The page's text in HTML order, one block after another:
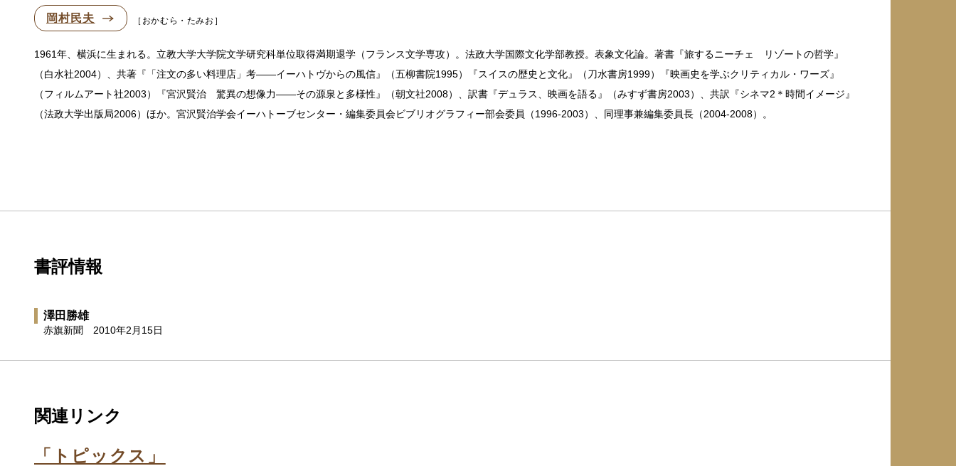
岡村民夫 おかむら・たみお
1961年、横浜に生まれる。立教大学大学院文学研究科単位取得満期退学（フランス文学専攻）。法政大学国際文化学部教授。表象文化論。著書『旅するニーチェ リゾートの哲学』
（白水社2004）、共著『「注文の多い料理店」考——イーハトヴからの風信』（五柳書院1995）『スイスの歴史と文化』（刀水書房1999）『映画史を学ぶクリティカル・ワーズ』
（フィルムアート社2003）『宮沢賢治 驚異の想像力——その源泉と多様性』（朝文社2008）、訳書『デュラス、映画を語る』（みすず書房2003）、共訳『シネマ2＊時間イメージ』
（法政大学出版局2006）ほか。宮沢賢治学会イーハトーブセンター・編集委員会ビブリオグラフィー部会委員（1996-2003）、同理事兼編集委員長（2004-2008）。
書評情報
澤田勝雄
赤旗新聞 2010年2月15日
関連リンク
「トピックス」